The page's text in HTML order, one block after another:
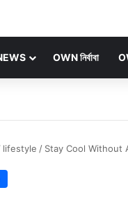
OWN নির্বাবা
lifestyle / Stay Cool Without AC: